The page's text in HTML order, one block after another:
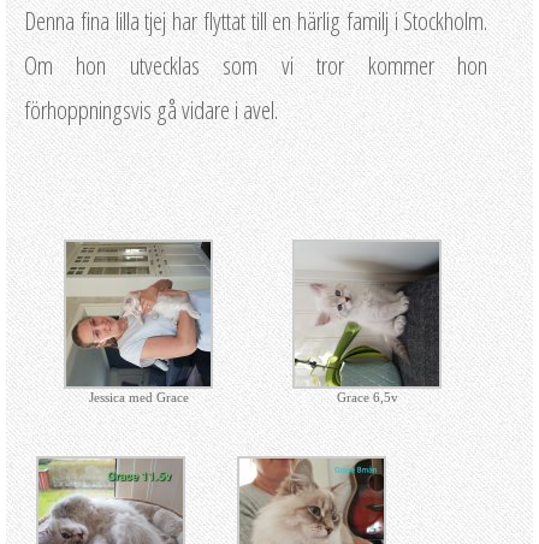
Denna fina lilla tjej har flyttat till en härlig familj i Stockholm.
Om hon utvecklas som vi tror kommer hon
förhoppningsvis gå vidare i avel.
Jessica med Grace Grace 6,5v